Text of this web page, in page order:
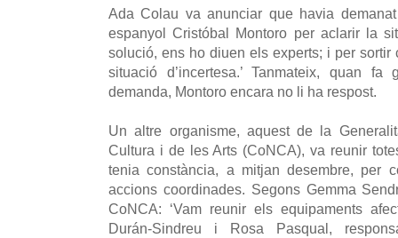
Ada Colau va anunciar que havia
espanyol Cristóbal Montoro per aclarir la
solució, ens ho diuen els experts; i per sortir
situació d’incertesa.’ Tanmateix, quan
demanda, Montoro encara no li ha respost.
Un altre organisme, aquest de la
Cultura i de les Arts (CoNCA), va reunir
tenia constància, a mitjan desembre, per
accions coordinades. Segons Gemma
CoNCA: ‘Vam reunir els equipaments
Durán-Sindreu i Rosa Pasqual,